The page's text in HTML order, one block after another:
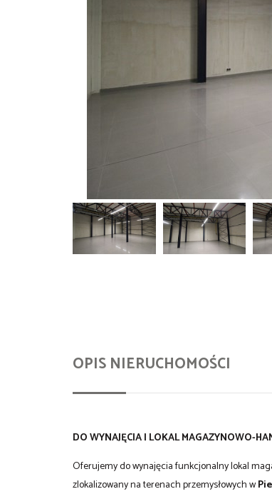
OPIS NIERUCHOMOŚCI
DO WYNAJĘCIA | LOKAL MAGAZYNOWO-
Oferujemy do wynajęcia funkcjonalny lokal
zlokalizowany na terenach przemysłowych w